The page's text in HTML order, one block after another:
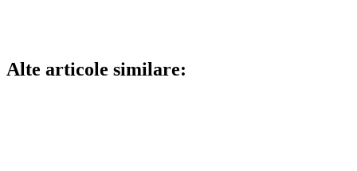
Alte articole similare: